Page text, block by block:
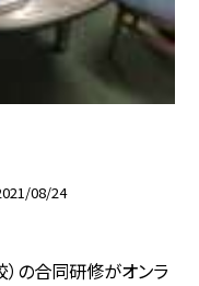
08/24
の合同研修がオンラ